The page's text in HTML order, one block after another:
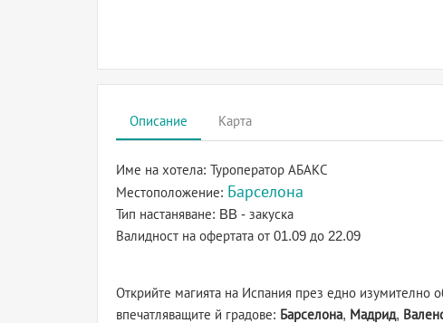
Описание Карта
Име на хотела: Туроператор АБАКС
Местоположение: Барселона
Тип настаняване: BB - закуска
Валидност на офертата от 01.09 до 22.09
Открийте магията на Испания през едно изумително
впечатляващите й градове: Барселона, Мадрид,